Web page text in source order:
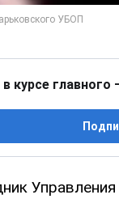
курсе главного